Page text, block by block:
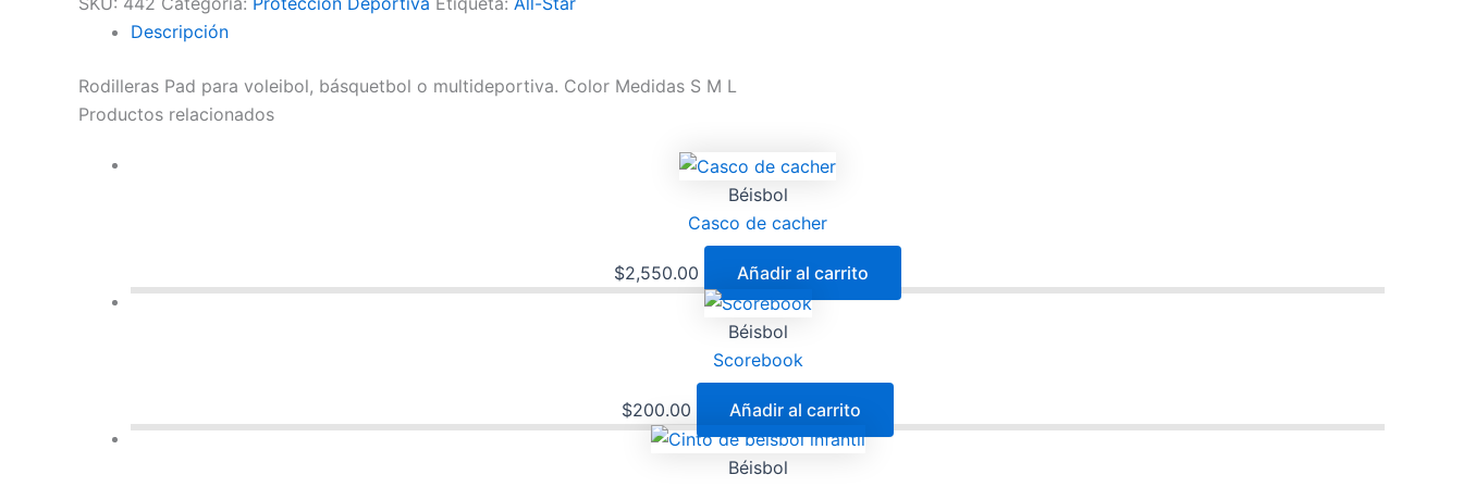
Descripción
Rodilleras Pad para voleibol, básquetbol o multideportiva. Color Medidas S M L
Productos relacionados
Béisbol
Casco de cacher
$2,550.00 Añadir al carrito
Béisbol
Scorebook
$200.00 Añadir al carrito
Béisbol